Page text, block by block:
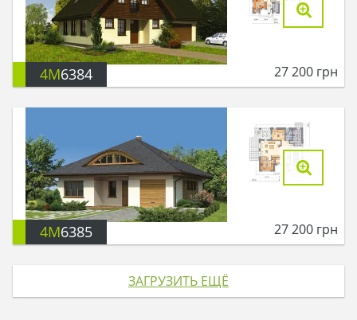
4M6384 27 200 грн
4M6385 27 200 грн
ЗАГРУЗИТЬ ЕЩЁ